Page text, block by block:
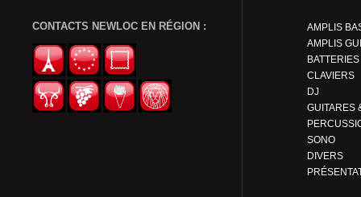
CONTACTS NEWLOC EN RÉGION :
AMPLIS
AMPLIS
BATTERIES
CLAVIERS
DJ
SONO
DIVERS